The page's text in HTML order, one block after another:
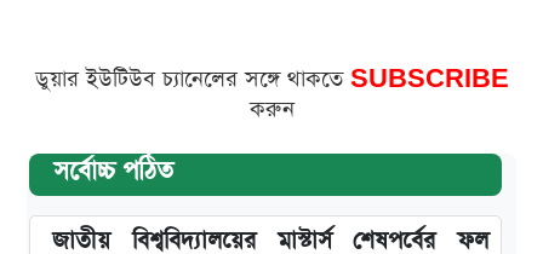
ডুয়ার ইউটিউব চ্যানেলের সঙ্গে থাকতে SUBSCRIBE
করুন
সর্বোচ্চ পঠিত
জাতীয় বিশ্ববিদ্যালয়ের মাস্টার্স শেষপর্বের ফল